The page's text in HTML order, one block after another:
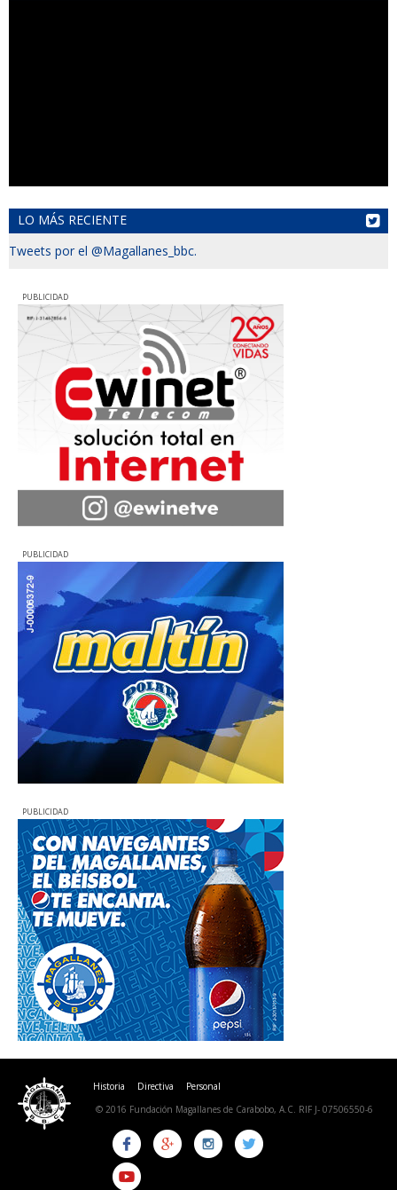
LO MÁS RECIENTE
Tweets por el @Magallanes_bbc.
PUBLICIDAD
PUBLICIDAD
PUBLICIDAD
Historia Directiva
Personal
© 2016 Fundación Magallanes de Carabobo, A.C. RIF J- 07506550-6